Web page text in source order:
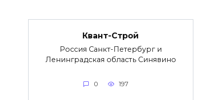
Квант-Строй
Россия Санкт-Петербург и
Ленинградская область Синявино
0 197